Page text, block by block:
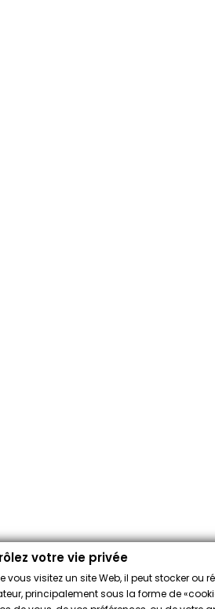
votre vie privée
vous visitez un site Web, il peut stocker ou
principalement sous la forme de